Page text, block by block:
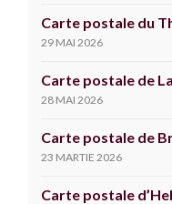
Carte postale du
29 MAI 2026
Carte postale de
28 MAI 2026
Carte postale de
23 MARTIE 2026
Carte postale